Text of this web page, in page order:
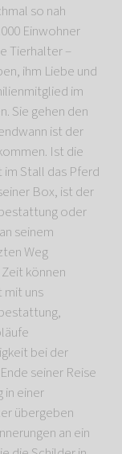
so nah
Einwohner
Tierhalter –
ihm Liebe und
im
Sie gehen den
ist der
Ist die
Stall das Pferd
Box, ist der
oder
seinem
Weg
können
mit uns
bei der
seiner Reise
in einer
übergeben
an ein